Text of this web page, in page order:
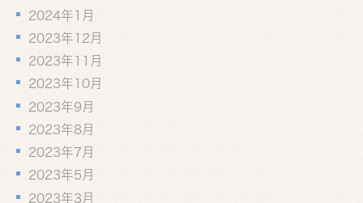
2024年1月
2023年12月
2023年11月
2023年10月
2023年9月
2023年8月
2023年7月
2023年5月
2023年3月